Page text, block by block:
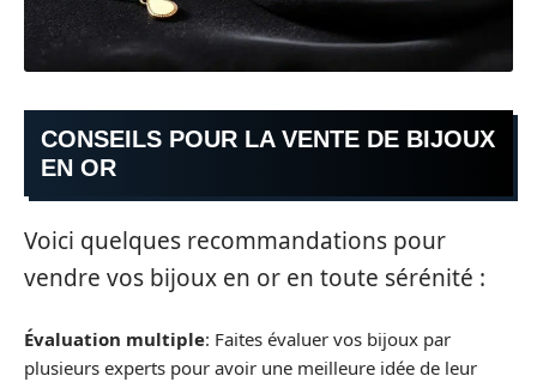
CONSEILS POUR LA VENTE DE BIJOUX
EN OR
Voici quelques recommandations pour
vendre vos bijoux en or en toute sérénité :
Évaluation multiple: Faites évaluer vos bijoux par
plusieurs experts pour avoir une meilleure idée de leur